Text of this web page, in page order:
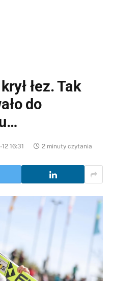
łez. Tak
do
16:31 2 minuty czytania